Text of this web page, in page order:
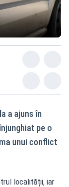
a ajuns în
pe o
unui conflict
localității, iar